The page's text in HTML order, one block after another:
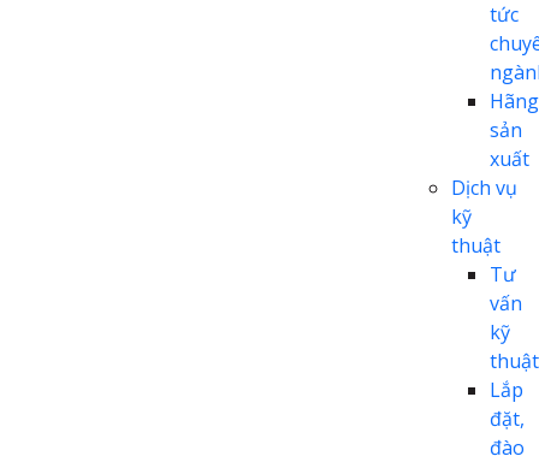
tức
Hãng
sản
xuất
Dịch vụ
kỹ
thuật
Tư
vấn
kỹ
thuật
Lắp
đặt,
đào